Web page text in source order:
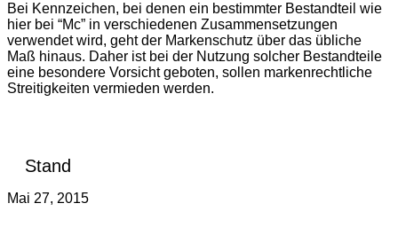
Bei Kennzeichen, bei denen ein bestimmter Bestandteil wie
hier bei “Mc” in verschiedenen Zusammensetzungen
verwendet wird, geht der Markenschutz über das übliche
Maß hinaus. Daher ist bei der Nutzung solcher Bestandteile
eine besondere Vorsicht geboten, sollen markenrechtliche
Streitigkeiten vermieden werden.
Stand
Mai 27, 2015